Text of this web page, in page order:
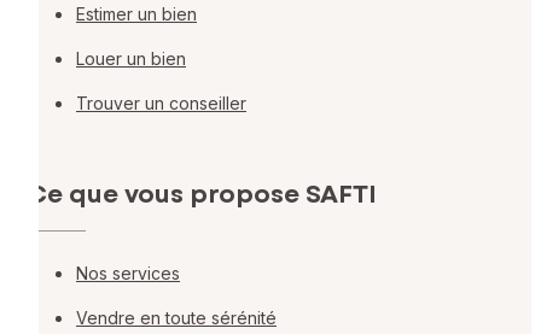
Estimer un bien
Louer un bien
Trouver un conseiller
Ce que vous propose SAFTI
Nos services
Vendre en toute sérénité